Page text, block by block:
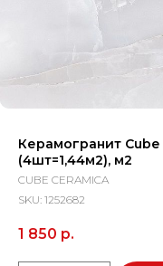
Керамогранит Cube
(4шт=1,44м2), м2
CUBE CERAMICA
SKU: 1252682
1 850 р.